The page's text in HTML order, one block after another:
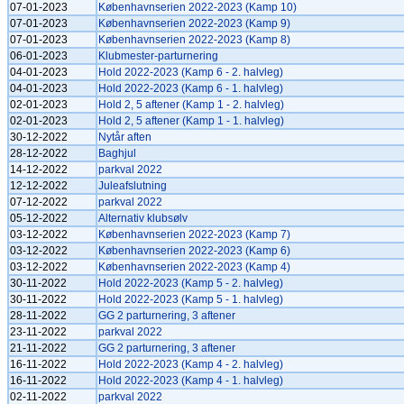
07-01-2023
Københavnserien 2022-2023 (Kamp 10)
07-01-2023
Københavnserien 2022-2023 (Kamp 9)
07-01-2023
Københavnserien 2022-2023 (Kamp 8)
06-01-2023
Klubmester-parturnering
04-01-2023
Hold 2022-2023 (Kamp 6 - 2. halvleg)
04-01-2023
Hold 2022-2023 (Kamp 6 - 1. halvleg)
02-01-2023
Hold 2, 5 aftener (Kamp 1 - 2. halvleg)
02-01-2023
Hold 2, 5 aftener (Kamp 1 - 1. halvleg)
30-12-2022
Nytår aften
28-12-2022
Baghjul
14-12-2022
parkval 2022
12-12-2022
Juleafslutning
07-12-2022
parkval 2022
05-12-2022
Alternativ klubsølv
03-12-2022
Københavnserien 2022-2023 (Kamp 7)
03-12-2022
Københavnserien 2022-2023 (Kamp 6)
03-12-2022
Københavnserien 2022-2023 (Kamp 4)
30-11-2022
Hold 2022-2023 (Kamp 5 - 2. halvleg)
30-11-2022
Hold 2022-2023 (Kamp 5 - 1. halvleg)
28-11-2022
GG 2 parturnering, 3 aftener
23-11-2022
parkval 2022
21-11-2022
GG 2 parturnering, 3 aftener
16-11-2022
Hold 2022-2023 (Kamp 4 - 2. halvleg)
16-11-2022
Hold 2022-2023 (Kamp 4 - 1. halvleg)
02-11-2022
parkval 2022